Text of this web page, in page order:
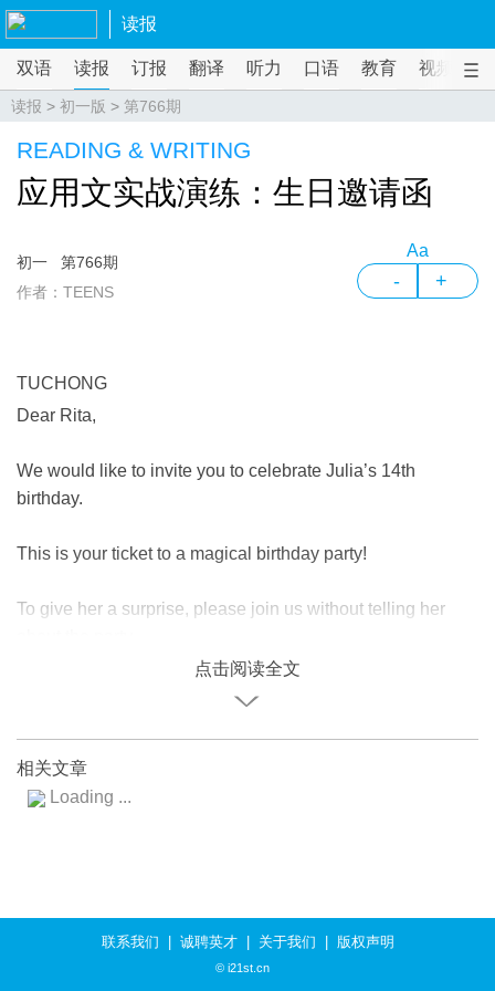
读报
双语 读报 订报 翻译 听力 口语 教育 视频
读报 > 初一版 > 第766期
READING & WRITING
应用文实战演练：生日邀请函
初一
第766期
作者：TEENS
Aa
- +
TUCHONG
Dear Rita,
We would like to invite you to celebrate Julia’s 14th
birthday.
This is your ticket to a magical birthday party!
To give her a surprise, please join us without telling her
点击阅读全文
相关文章
Loading ...
联系我们 诚聘英才| 关于我们 版权声明
© i21st.cn